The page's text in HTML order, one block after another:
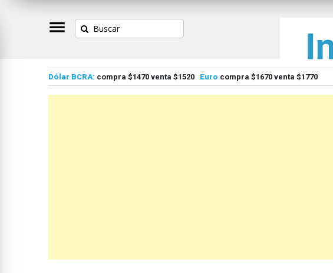
Dólar BCRA: compra $1470 venta $1520 Euro compra $1670 venta $1770